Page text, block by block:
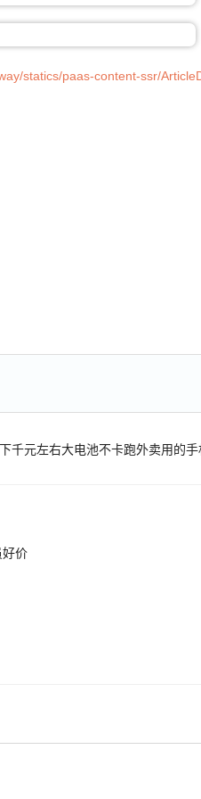
statics/paas-content-ssr/
千元左右大电池不卡跑外卖用的手
价